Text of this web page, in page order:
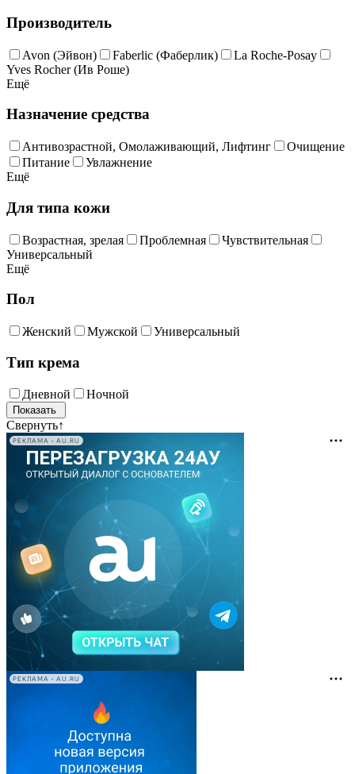
Производитель
Avon (Эйвон) Faberlic (Фаберлик)
La Roche-Posay
Yves Rocher (Ив Роше)
Ещё
Назначение средства
Антивозрастной, Омолаживающий, Лифтинг
Очищение
Питание
Увлажнение
Ещё
Для типа кожи
Возрастная, зрелая Проблемная
Чувствительная
Универсальный
Ещё
Пол
Женский Мужской Универсальный
Тип крема
Дневной Ночной
Свернуть↑
РЕКЛАМА • AU.RU
РЕКЛАМА • AU.RU